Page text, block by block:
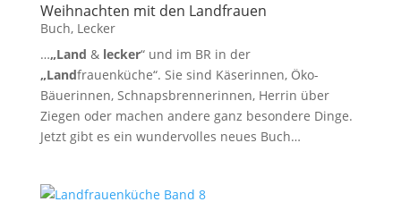
Weihnachten mit den Landfrauen
Buch, Lecker
…„Land & lecker“ und im BR in der
„Landfrauenküche“. Sie sind Käserinnen, Öko-
Bäuerinnen, Schnapsbrennerinnen, Herrin über
Ziegen oder machen andere ganz besondere Dinge.
Jetzt gibt es ein wundervolles neues Buch…